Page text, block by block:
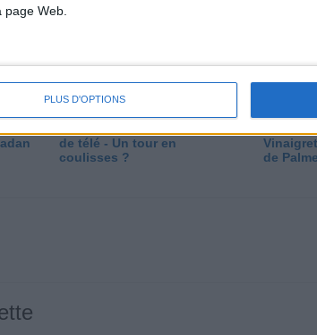
Web.
PLUS D'OPTIONS
de télé - Un tour en
coulisses ?
de Palme